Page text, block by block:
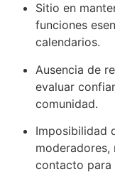
Sitio en
funciones
calendarios.
Ausencia de
evaluar
comunidad.
Imposibilidad
contacto para